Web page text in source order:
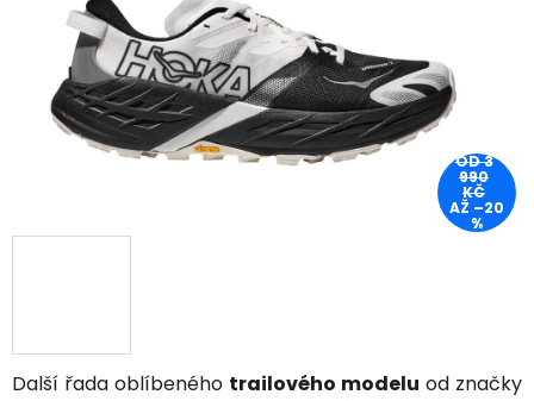
Další řada oblíbeného trailového modelu od značky
OD 3
990
KČ
AŽ –20
%